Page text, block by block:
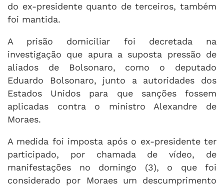
do ex-presidente quanto de terceiros, também
foi mantida.
A prisão domiciliar foi decretada na
investigação que apura a suposta pressão de
aliados de Bolsonaro, como o deputado
Eduardo Bolsonaro, junto a autoridades dos
Estados Unidos para que sanções fossem
aplicadas contra o ministro Alexandre de
Moraes.
A medida foi imposta após o ex-presidente ter
participado, por chamada de vídeo, de
manifestações no domingo (3), o que foi
considerado por Moraes um descumprimento